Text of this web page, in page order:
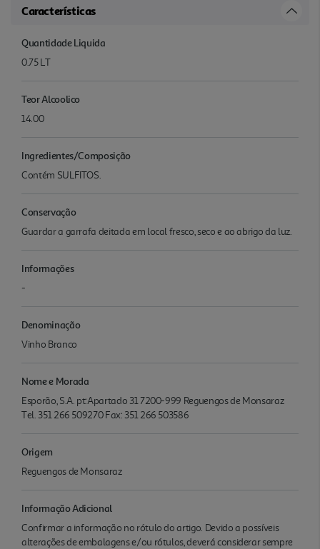
Características
Quantidade Liquida
0.75 LT
Teor Alcoolico
14.00
Ingredientes/Composição
Contém SULFITOS.
Conservação
Guardar a garrafa deitada em local fresco, seco e ao abrigo da luz.
Informações
-
Denominação
Vinho Branco
Nome e Morada
Esporão, S.A. pt:Apartado 31 7200-999 Reguengos de Monsaraz
Tel. 351 266 509270 Fax: 351 266 503586
Origem
Reguengos de Monsaraz
Informação Adicional
Confirmar a informação no rótulo do artigo. Devido a possíveis
alterações de embalagens e/ou rótulos, deverá considerar sempre